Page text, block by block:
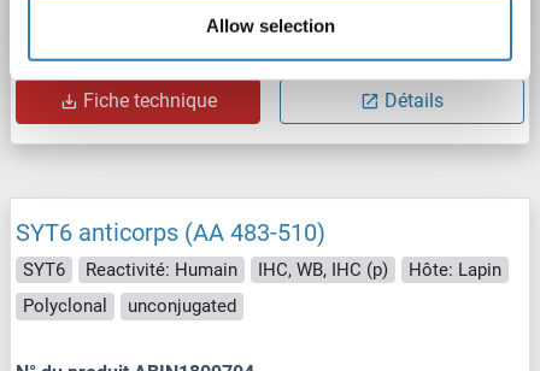
Allow selection
N° du produit ABIN1939960
Fiche technique Détails
SYT6 anticorps (AA 483-510)
SYT6 Reactivité: Humain IHC, WB, IHC (p)
Hôte: Lapin
Polyclonal
unconjugated